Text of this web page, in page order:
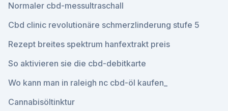
Normaler cbd-messultraschall
Cbd clinic revolutionäre schmerzlinderung stufe 5
Rezept breites spektrum hanfextrakt preis
So aktivieren sie die cbd-debitkarte
Wo kann man in raleigh nc cbd-öl kaufen_
Cannabisöltinktur